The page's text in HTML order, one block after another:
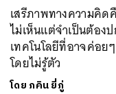
เสรีภาพทางความคิ
ไม่เห็นแต่จำเป็นต้อง
เทคโนโลยีที่อาจค่อย
โดยไม่รู้ตัว
โดย ภคิน ยี่ภู่